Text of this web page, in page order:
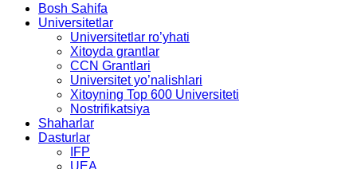
Bosh Sahifa
Universitetlar
Universitetlar ro’yhati
Xitoyda grantlar
CCN Grantlari
Universitet yo’nalishlari
Xitoyning Top 600 Universiteti
Nostrifikatsiya
Shaharlar
Dasturlar
IFP
UEA